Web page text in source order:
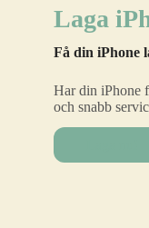
Laga
Få din iPhone
Har din iPhone
och snabb